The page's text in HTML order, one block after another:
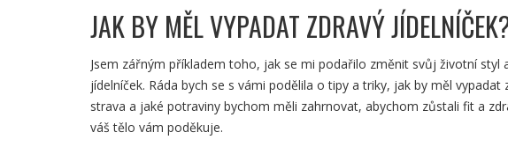
JAK BY MĚL VYPADAT ZDRAVÝ
Jsem zářným příkladem toho, jak se mi podařilo změnit svůj životní
jídelníček. Ráda bych se s vámi podělila o tipy a triky, jak by měl
strava a jaké potraviny bychom měli zahrnovat, abychom zůstali fit a
váš tělo vám poděkuje.